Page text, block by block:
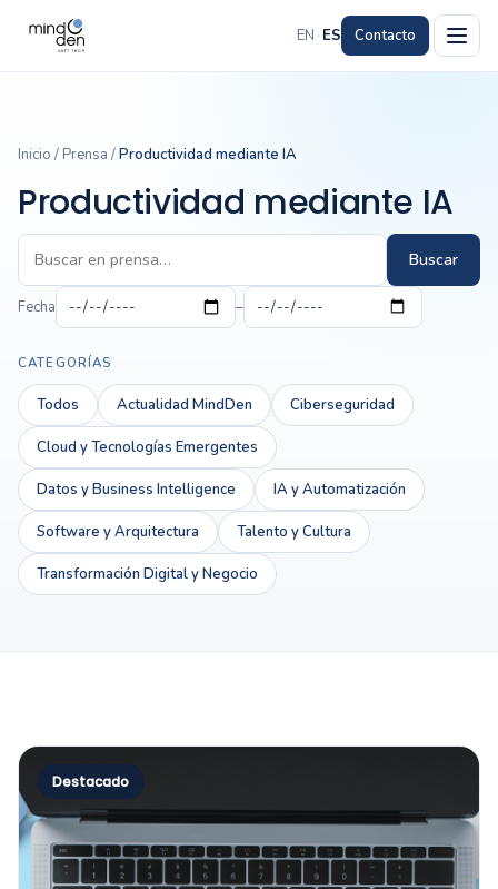
EN · ES Contacto
Inicio / Prensa /Productividad mediante IA
Productividad mediante IA
Buscar
Fecha –
CATEGORÍAS
Todos Actualidad MindDen Ciberseguridad
Cloud y Tecnologías Emergentes
Datos y Business Intelligence IA y Automatización
Software y Arquitectura Talento y Cultura
Transformación Digital y Negocio
Destacado